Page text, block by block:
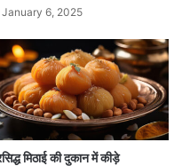
January 6, 2025
मिठाई की दुकान में कीड़े